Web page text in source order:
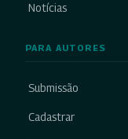
Notícias
PARA AUTORES
Submissão
Cadastrar